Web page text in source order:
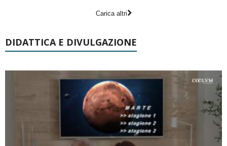
Carica altri
DIDATTICA E DIVULGAZIONE